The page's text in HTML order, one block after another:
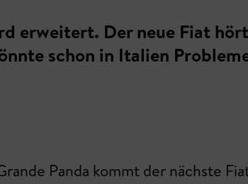
erweitert. Der neue Fiat
schon in Italien
Panda kommt der nächste